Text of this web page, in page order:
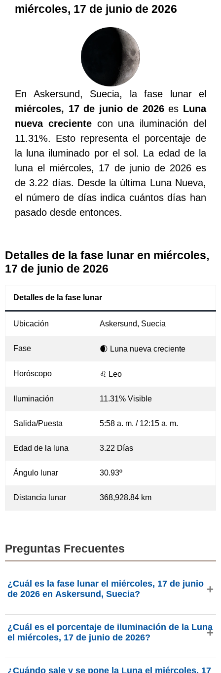
miércoles, 17 de junio de 2026
En Askersund, Suecia, la fase lunar el
miércoles, 17 de junio de 2026es Luna
nueva crecientecon una iluminación del
11.31%. Esto representa el porcentaje de
la luna iluminado por el sol. La edad de la
luna el miércoles, 17 de junio de 2026 es
de 3.22 días. Desde la última Luna Nueva,
el número de días indica cuántos días han
pasado desde entonces.
Detalles de la fase lunar en miércoles,
17 de junio de 2026
Detalles de la fase lunar
Ubicación Askersund, Suecia
Fase 🌒 Luna nueva creciente
Horóscopo ♌ Leo
Iluminación 11.31% Visible
Salida/Puesta 5:58 a. m. / 12:15 a. m.
Edad de la luna 3.22 Días
Ángulo lunar 30.93º
Distancia lunar 368,928.84 km
Preguntas Frecuentes
¿Cuál es la fase lunar el miércoles, 17 de junio
de 2026 en Askersund, Suecia?
Luna está en la fase Luna nueva creciente con 11.31% de
iluminación, tiene 3.22 días de edad y se encuentra en la
¿Cuál es el porcentaje de iluminación de la Luna
el miércoles, 17 de junio de 2026?
¿Cuándo sale y se pone la Luna el miércoles, 17